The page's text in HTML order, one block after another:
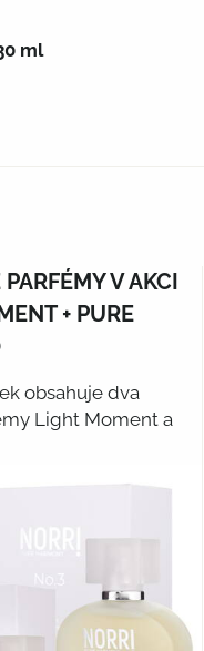
ml
V AKCI
+ PURE
obsahuje dva
Light Moment a